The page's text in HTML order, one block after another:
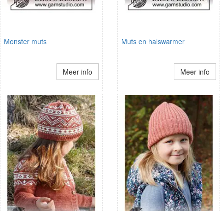
Monster muts
Meer info
Muts en halswarmer
Meer info